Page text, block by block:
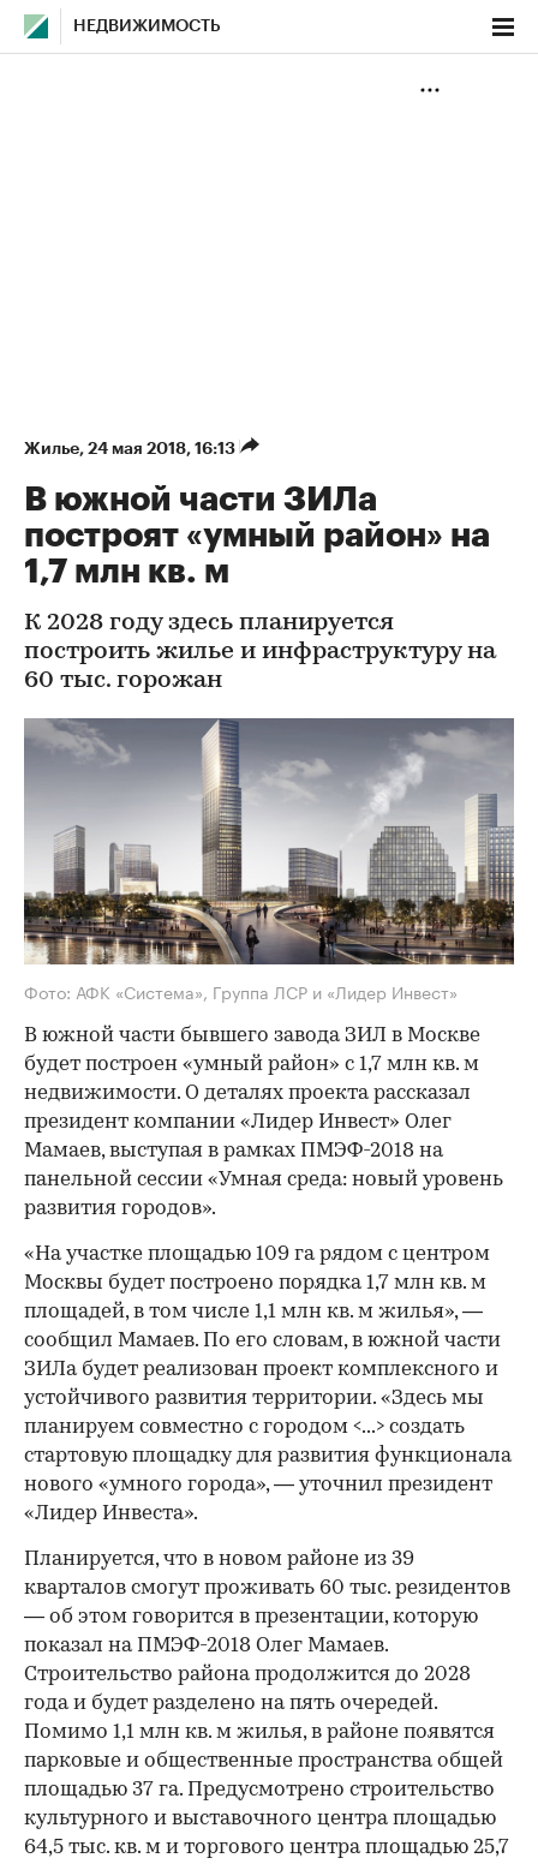
НЕДВИЖИМОСТЬ
Жилье⁠, 24 мая 2018, 16:13
В южной части ЗИЛа
построят «умный район» на
1,7 млн кв. м
К 2028 году здесь планируется
построить жилье и инфраструктуру на
60 тыс. горожан
Фото: АФК «Система», Группа ЛСР и «Лидер Инвест»
В южной части бывшего завода ЗИЛ в Москве
будет построен «умный район» с 1,7 млн кв. м
недвижимости. О деталях проекта рассказал
президент компании «Лидер Инвест» Олег
Мамаев, выступая в рамках ПМЭФ-2018 на
панельной сессии «Умная среда: новый уровень
развития городов».
«На участке площадью 109 га рядом с центром
Москвы будет построено порядка 1,7 млн кв. м
площадей, в том числе 1,1 млн кв. м жилья», —
сообщил Мамаев. По его словам, в южной части
ЗИЛа будет реализован проект комплексного и
устойчивого развития территории. «Здесь мы
планируем совместно с городом <...> создать
стартовую площадку для развития функционала
нового «умного города», — уточнил президент
«Лидер Инвеста».
Планируется, что в новом районе из 39
кварталов смогут проживать 60 тыс. резидентов
— об этом говорится в презентации, которую
показал на ПМЭФ-2018 Олег Мамаев.
Строительство района продолжится до 2028
года и будет разделено на пять очередей.
Помимо 1,1 млн кв. м жилья, в районе появятся
парковые и общественные пространства общей
площадью 37 га. Предусмотрено строительство
культурного и выставочного центра площадью
64,5 тыс. кв. м и торгового центра площадью 25,7